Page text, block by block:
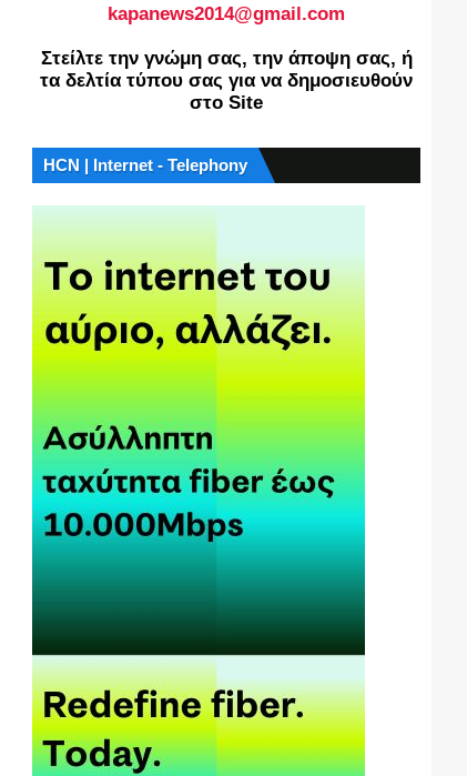
kapanews2014@gmail.com
Στείλτε την γνώμη σας, την άποψη σας, ή
τα δελτία τύπου σας για να δημοσιευθούν
στο Site
HCN | Internet - Telephony